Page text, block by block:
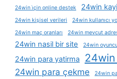
24win i̇çin online destek 24win
24win kişisel verileri 24win kullanıcı
24win maç oranları 24win mevcut
24win nasil bir site 24win
24win para yatirma 24win
24win para çekme 24win